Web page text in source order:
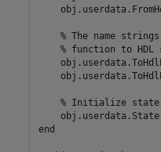
% The name
% function to HDL
% Initialize state
end